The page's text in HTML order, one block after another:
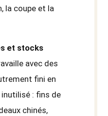
la coupe et la
et stocks
avec des
fini en
: fins de
chinés,